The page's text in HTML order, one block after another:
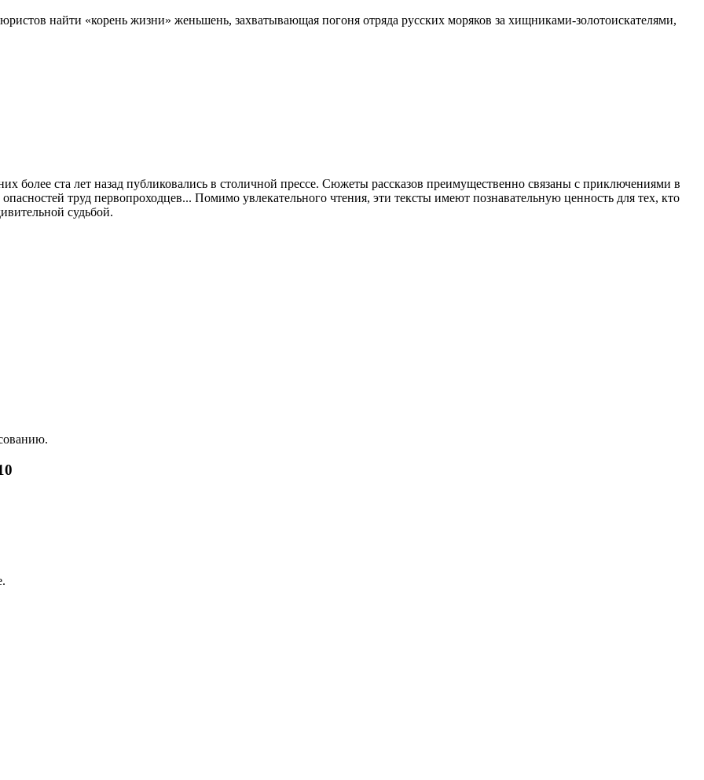
найти «корень жизни» женьшень, захватывающая погоня отряда русских моряков за хищниками-золотоискателями,
более ста лет назад публиковались в столичной прессе. Сюжеты рассказов преимущественно связаны с приключениями в
труд первопроходцев... Помимо увлекательного чтения, эти тексты имеют познавательную ценность для тех, кто
судьбой.